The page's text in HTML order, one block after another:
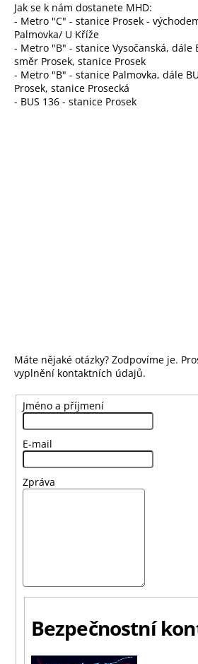
Jak se k nám dostanete MHD:
- Metro "C" - stanice Prosek -
Palmovka/ U Kříže
- Metro "B" - stanice Vysočanská, dále
směr Prosek, stanice Prosek
- Metro "B" - stanice Palmovka, dále
Prosek, stanice Prosecká
- BUS 136 - stanice Prosek
Máte nějaké otázky? Zodpovíme je.
vyplnění kontaktních údajů.
Jméno a příjmení
E-mail
Zpráva
Bezpečnostní